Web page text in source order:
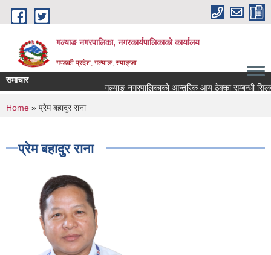
Skip to main content
गल्याङ नगरपालिका, नगरकार्यपालिकाको कार्यालय
गण्डकी प्रदेश, गल्याङ, स्याङ्जा
समाचार
गल्याङ नगरपालिकाको आन्तरिक आय ठेक्का सम्बन्धी
You are here
Home » प्रेम बहादुर राना
प्रेम बहादुर राना